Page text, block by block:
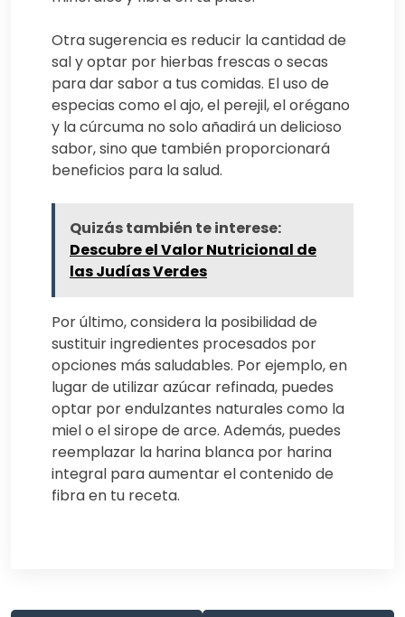
Otra sugerencia es reducir la cantidad de
sal y optar por hierbas frescas o secas
para dar sabor a tus comidas. El uso de
especias como el ajo, el perejil, el orégano
y la cúrcuma no solo añadirá un delicioso
sabor, sino que también proporcionará
beneficios para la salud.
Quizás también te interese:
Descubre el Valor Nutricional de
las Judías Verdes
Por último, considera la posibilidad de
sustituir ingredientes procesados por
opciones más saludables. Por ejemplo, en
lugar de utilizar azúcar refinada, puedes
optar por endulzantes naturales como la
miel o el sirope de arce. Además, puedes
reemplazar la harina blanca por harina
integral para aumentar el contenido de
fibra en tu receta.